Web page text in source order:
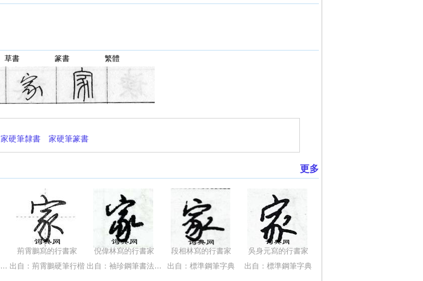
草書 篆書 繁體
家硬筆隸書 家硬筆篆書
更多
荊霄鵬寫的行書家
出自：荊霄鵬硬筆行楷
倪偉林寫的行書家
出自：袖珍鋼筆書法五體字典
段相林寫的行書家
出自：標準鋼筆字典
吳身元寫的行書家
出自：標準鋼筆字典